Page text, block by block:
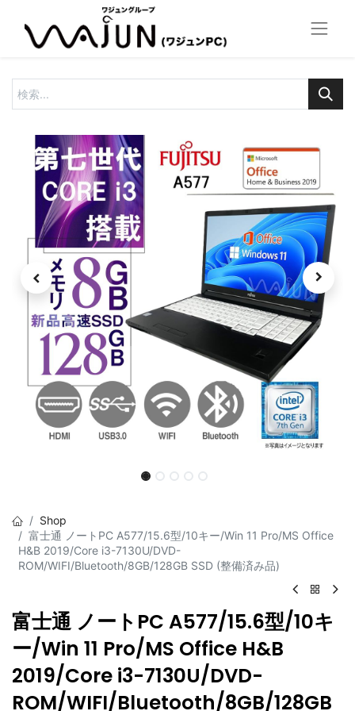
Shop
富士通 ノートPC A577/15.6型/10キー/Win 11 Pro/MS Office
H&B 2019/Core i3-7130U/DVD-
ROM/WIFI/Bluetooth/8GB/128GB SSD (整備済み品)
富士通 ノートPC A577/15.6型/10キ
ー/Win 11 Pro/MS Office H&B
2019/Core i3-7130U/DVD-
ROM/WIFI/Bluetooth/8GB/128GB